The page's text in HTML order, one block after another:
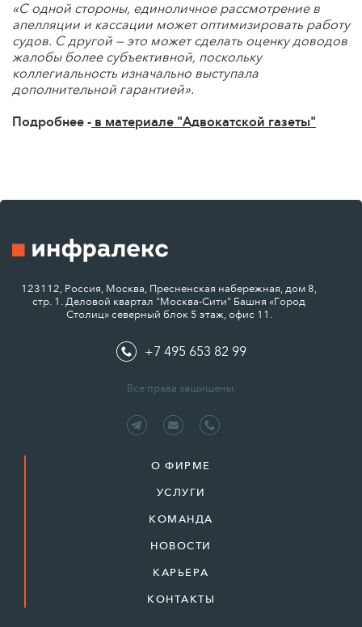
«С одной стороны, единоличное рассмотрение в
апелляции и кассации может оптимизировать работу
судов. С другой — это может сделать оценку доводов
жалобы более субъективной, поскольку
коллегиальность изначально выступала
дополнительной гарантией».
Подробнее - в материале "Адвокатской газеты"
123112, Россия, Москва, Пресненская набережная, дом 8,
стр. 1. Деловой квартал "Москва-Сити" Башня «Город
Столиц» северный блок 5 этаж, офис 11.
+7 495 653 82 99
Все права защищены.
О ФИРМЕ
УСЛУГИ
КОМАНДА
НОВОСТИ
КАРЬЕРА
КОНТАКТЫ